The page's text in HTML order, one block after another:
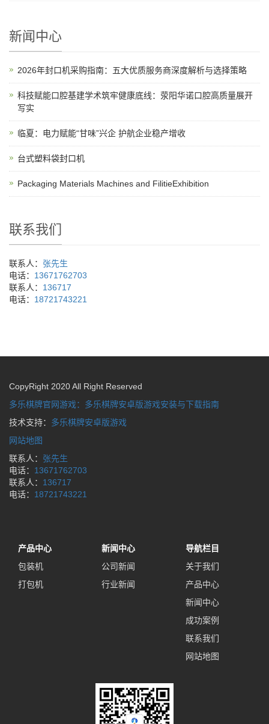
新闻中心
2026年封口机采购指南：五大优质服务商深度解析与选择策略
科技赋能口腔基建学术筑牢健康底线：荥阳华诺口腔高质量展开
写实
临夏：电力赋能“甘味”兴企 护航企业稳产增收
台式塑料袋封口机
Packaging Materials Machines and FilitieExhibition
联系我们
联系人： 张先生
电话： 13671762703
联系人： 136717
电话： 18721743221
CopyRight 2020 All Right Reserved
多乐棋牌官网游戏：多乐棋牌安卓版游戏安装与下载指南
技术支持： 多乐棋牌安卓版游戏
网站地图
联系人： 张先生
电话： 13671762703
联系人： 136717
电话： 18721743221
产品中心
包装机
打包机
新闻中心
公司新闻
行业新闻
导航栏目
关于我们
产品中心
新闻中心
成功案例
联系我们
网站地图